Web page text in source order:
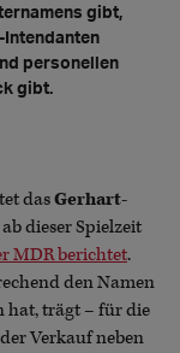
gibt,
Intendanten
personellen
gibt.
dasGerhart-
dieser Spielzeit
MDR berichtet.
den Namen
hat, trägt – für die
Verkauf neben